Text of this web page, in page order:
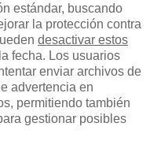
estándar, buscando
la protección contra
desactivar estos
fecha. Los usuarios
enviar archivos de
advertencia en
permitiendo también
gestionar posibles